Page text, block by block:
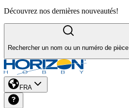
Découvrez nos dernières nouveautés!
Rechercher un nom ou un numéro de pièce
FRA